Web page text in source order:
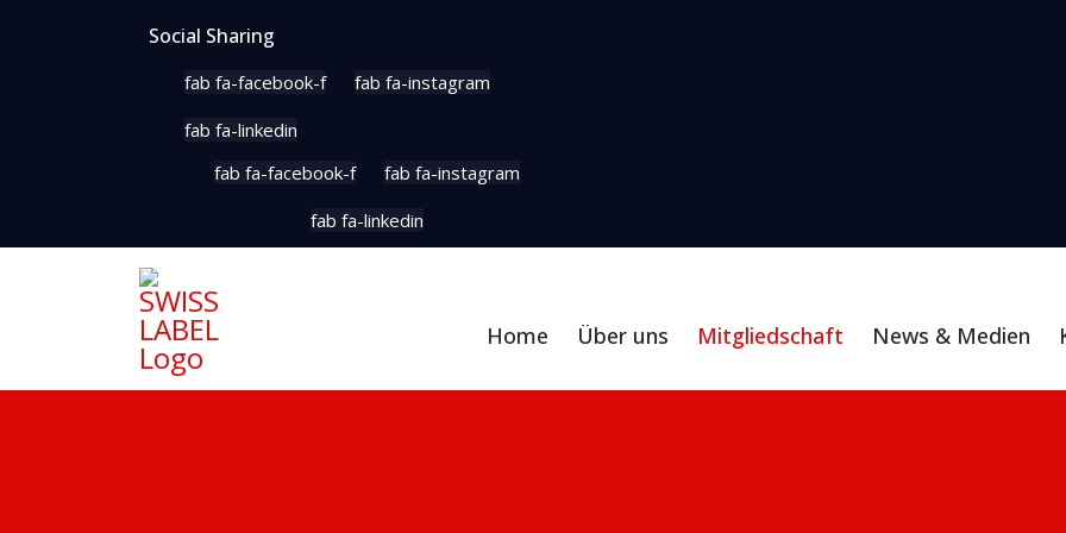
Social Sharing
fab fa-facebook-f
fab fa-instagram
fab fa-linkedin
fab fa-facebook-f
fab fa-instagram
fab fa-linkedin
Home Über uns Mitgliedschaft News & Medien